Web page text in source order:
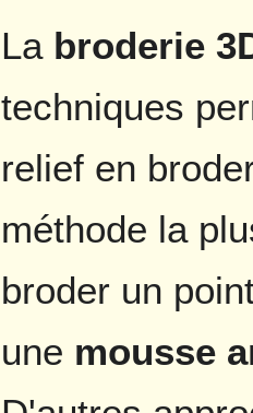
La broderie
techniques
relief en
méthode la
broder un
une mousse